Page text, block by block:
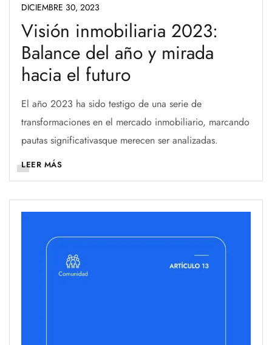
DICIEMBRE 30, 2023
Visión inmobiliaria 2023:
Balance del año y mirada
hacia el futuro
El año 2023 ha sido testigo de una serie de
transformaciones en el mercado inmobiliario, marcando
pautas significativasque merecen ser analizadas.
LEER MÁS